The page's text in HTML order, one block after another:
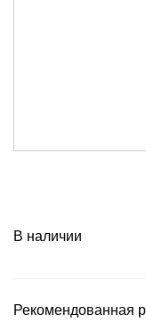
В наличии
Рекомендованная